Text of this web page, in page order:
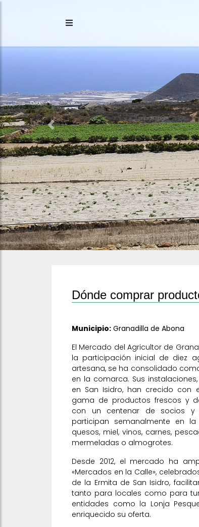
Previous
Dónde comprar
Municipio: Granadilla de Abona
El Mercado del Agricultor de
la participación inicial de diez
artesana, se ha consolidado
en la comarca. Sus
en San Isidro, han crecido con
gama de productos frescos y
con un centenar de socios y
participan semanalmente en
quesos, miel, vinos, carnes,
mermeladas o almogrotes.
Desde 2012, el mercado ha
«Mercados en la Calle»,
de la Ermita de San Isidro,
tanto para locales como para
entidades como la Lonja
enriquecido su oferta.